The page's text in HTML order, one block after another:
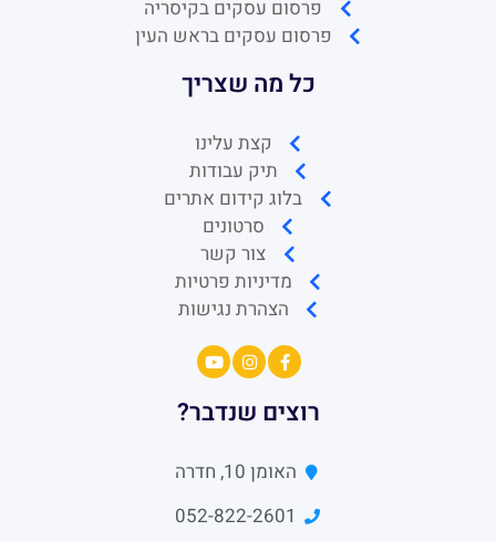
פרסום עסקים בקיסריה
פרסום עסקים בראש העין
כל מה שצריך
קצת עלינו
תיק עבודות
בלוג קידום אתרים
סרטונים
צור קשר
מדיניות פרטיות
הצהרת נגישות
רוצים שנדבר?
האומן 10, חדרה
052-822-2601